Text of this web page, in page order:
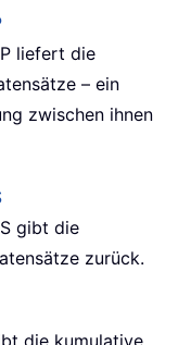
liefert die
– ein
zwischen ihnen
gibt die
zurück.
die kumulative